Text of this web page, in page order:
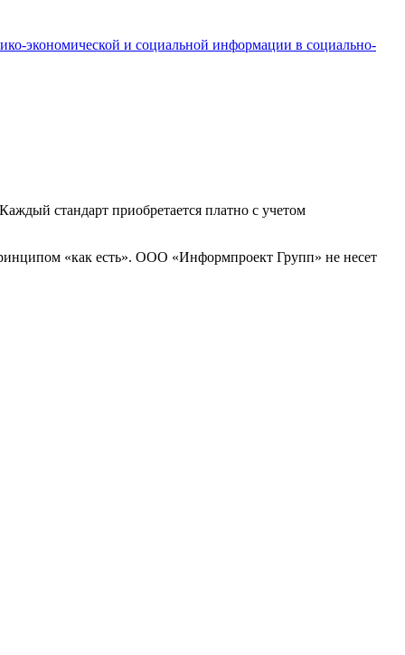
экономической и социальной информации в социально-
стандарт приобретается платно с учетом
«как есть». ООО «Информпроект Групп» не несет